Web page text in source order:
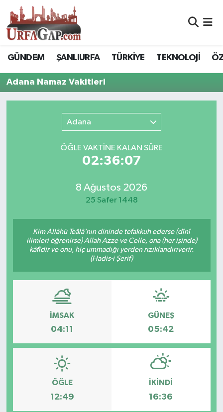
GÜNDEM ŞANLIURFA TÜRKİYE TEKNOLOJİ
Adana Namaz Vakitleri
Adana
ÖĞLE VAKTİNE KALAN SÜRE
02:36:07
8 Ağustos 2026
25 Safer 1448
Kim Allâhü Teâlâ’nın dininde tefakkuh ederse (dînî
ilimleri öğrenirse) Allah Azze ve Celle, ona (her işinde)
kâfîdir ve onu, hiç ummadığı yerden rızıklandırıverir.
(Hadis-i Şerif)
İMSAK
04:11
GÜNEŞ
05:42
ÖĞLE
12:49
İKINDI
16:36
Nöbetçi Eczaneler
Hava Durumu
Trafik Durumu
Tüm Manşetler
Son Dakika Haberleri